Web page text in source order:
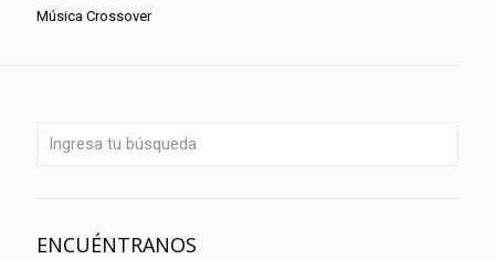
Música Crossover
ENCUÉNTRANOS